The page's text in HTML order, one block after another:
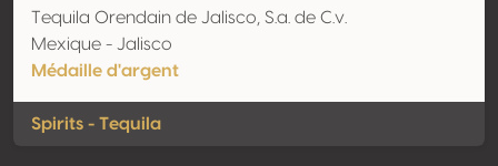
Tequila Orendain de Jalisco, S.a. de C.v.
Mexique - Jalisco
Médaille d'argent
Spirits - Tequila